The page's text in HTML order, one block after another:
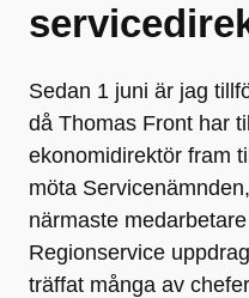
Sedan 1 juni är jag
då Thomas Front har
ekonomidirektör fram
möta
närmaste
Regionservice
träffat många av